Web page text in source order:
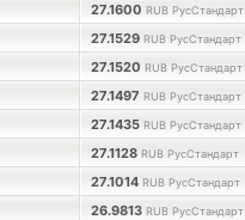
27.1600 RUB РусСтандарт
27.1529 RUB РусСтандарт
27.1520 RUB РусСтандарт
27.1497 RUB РусСтандарт
27.1435 RUB РусСтандарт
27.1128 RUB РусСтандарт
27.1014 RUB РусСтандарт
26.9813 RUB РусСтандарт